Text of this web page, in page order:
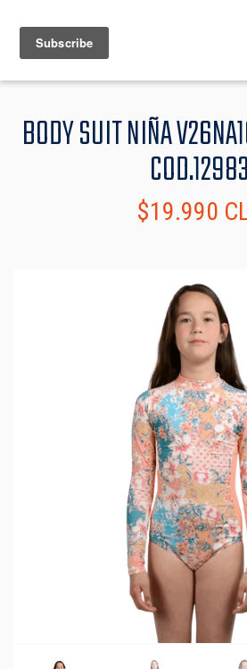
MENU
BODY SUIT NIÑA
COD.12983
$19.990